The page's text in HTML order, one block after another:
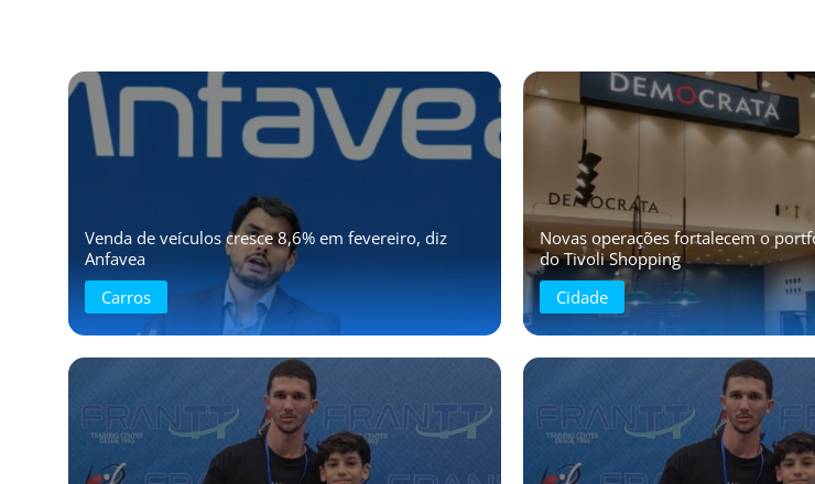
Venda de veículos cresce 8,6% em fevereiro, diz
Anfavea
Carros
Novas operações fortalecem o
do Tivoli Shopping
Cidade